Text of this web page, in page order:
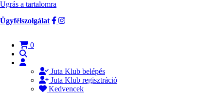
Ugrás a tartalomra
Ügyfélszolgálat
0
Juta Klub belépés
Juta Klub regisztráció
Kedvencek